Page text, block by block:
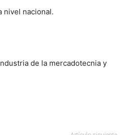
nivel nacional.
de la mercadotecnia y